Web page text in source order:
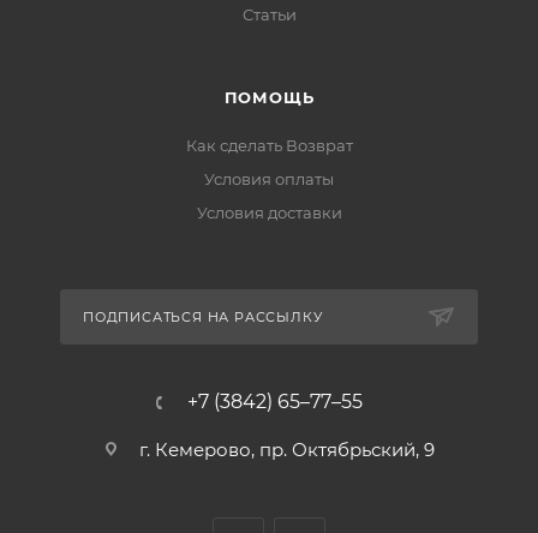
Статьи
ПОМОЩЬ
Как сделать Возврат
Условия оплаты
Условия доставки
ПОДПИСАТЬСЯ НА РАССЫЛКУ
+7 (3842) 65–77–55
г. Кемерово, пр. Октябрьский, 9